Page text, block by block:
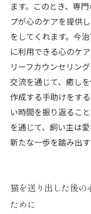
ます。このとき、専
プが心のケアを提供
をしてくれます。今
に利用できる心のケ
リーフカウンセリン
交流を通じて、癒し
作成する手助けをす
い時間を振り返るこ
を通じて、飼い主は
新たな一歩を踏み出す
猫を送り出した後の
ために